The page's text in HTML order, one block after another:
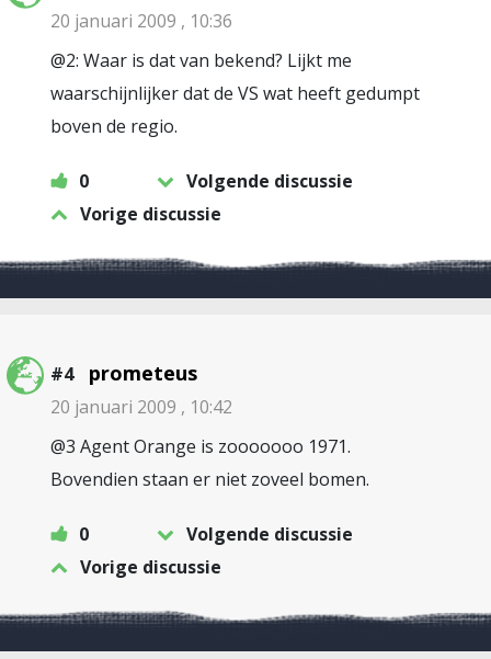
20 januari 2009 , 10:36
@2: Waar is dat van bekend? Lijkt me
waarschijnlijker dat de VS wat heeft gedumpt
boven de regio.
0
Volgende discussie
Vorige discussie
#4 prometeus
20 januari 2009 , 10:42
@3 Agent Orange is zooooooo 1971.
Bovendien staan er niet zoveel bomen.
0
Volgende discussie
Vorige discussie